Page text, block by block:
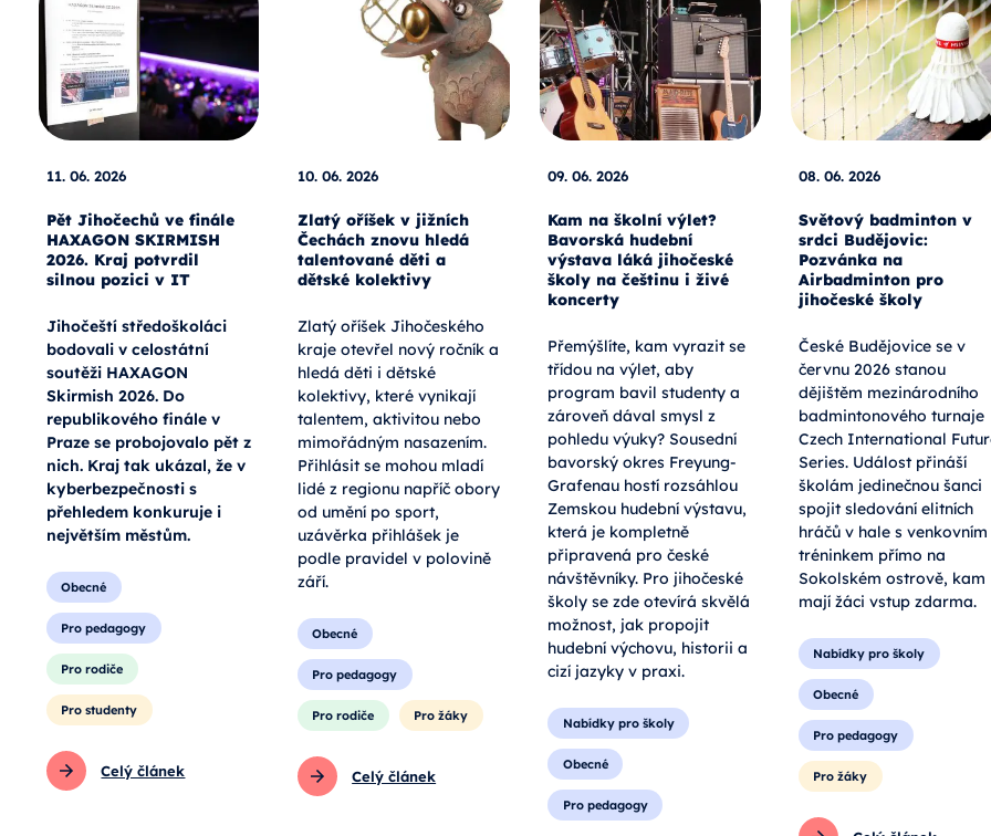
11. 06. 2026
Pět Jihočechů ve finále
HAXAGON SKIRMISH
2026. Kraj potvrdil
silnou pozici v IT
Jihočeští středoškoláci
bodovali v celostátní
soutěži HAXAGON
Skirmish 2026. Do
republikového finále v
Praze se probojovalo pět z
nich. Kraj tak ukázal, že v
kyberbezpečnosti s
přehledem konkuruje i
největším městům.
Obecné
Pro pedagogy
Pro rodiče
Pro studenty
Celý článek
10. 06. 2026
Zlatý oříšek v jižních
Čechách znovu hledá
talentované děti a
dětské kolektivy
Zlatý oříšek Jihočeského
kraje otevřel nový ročník a
hledá děti i dětské
kolektivy, které vynikají
talentem, aktivitou nebo
mimořádným nasazením.
Přihlásit se mohou mladí
lidé z regionu napříč obory
od umění po sport,
uzávěrka přihlášek je
podle pravidel v polovině
září.
Obecné
Pro pedagogy
Pro rodiče Pro žáky
Celý článek
09. 06. 2026
Kam na školní výlet?
Bavorská hudební
výstava láká jihočeské
školy na češtinu i živé
koncerty
Přemýšlíte, kam vyrazit se
třídou na výlet, aby
program bavil studenty a
zároveň dával smysl z
pohledu výuky? Sousední
bavorský okres Freyung-
Grafenau hostí rozsáhlou
Zemskou hudební výstavu,
která je kompletně
připravená pro české
návštěvníky. Pro jihočeské
školy se zde otevírá skvělá
možnost, jak propojit
hudební výchovu, historii a
cizí jazyky v praxi.
Nabídky pro školy
Obecné
Pro pedagogy
08. 06. 2026
Světový badminton v
srdci Budějovic:
Pozvánka na
Airbadminton pro
jihočeské školy
České Budějovice se v
červnu 2026 stanou
dějištěm mezinárodního
badmintonového turnaje
Czech International
Series. Událost přináší
školám jedinečnou šanci
spojit sledování elitních
hráčů v hale s venkovním
tréninkem přímo na
Sokolském ostrově, kam
mají žáci vstup zdarma.
Nabídky pro školy
Obecné
Pro pedagogy
Pro žáky